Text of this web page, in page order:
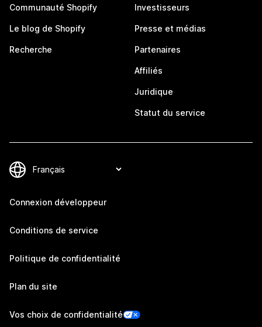
Communauté Shopify
Le blog de Shopify
Recherche
Investisseurs
Presse et médias
Partenaires
Affiliés
Juridique
Statut du service
Connexion développeur
Conditions de service
Politique de confidentialité
Plan du site
Vos choix de confidentialité